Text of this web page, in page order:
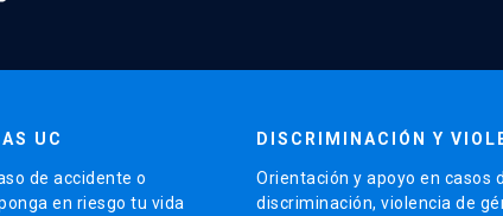
UC
de accidente o
en riesgo tu vida
DISCRIMINACIÓN Y
Orientación y apoyo en casos
discriminación, violencia de